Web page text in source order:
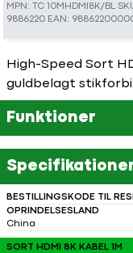
MPN: TC 10MHDMI8K/BL
9886220 EAN:
High-Speed Sort
guldbelagt
Funktioner
BESTILLINGSKODE TIL
OPRINDELSESLAND
China
SORT HDMI 8K KABEL 1M